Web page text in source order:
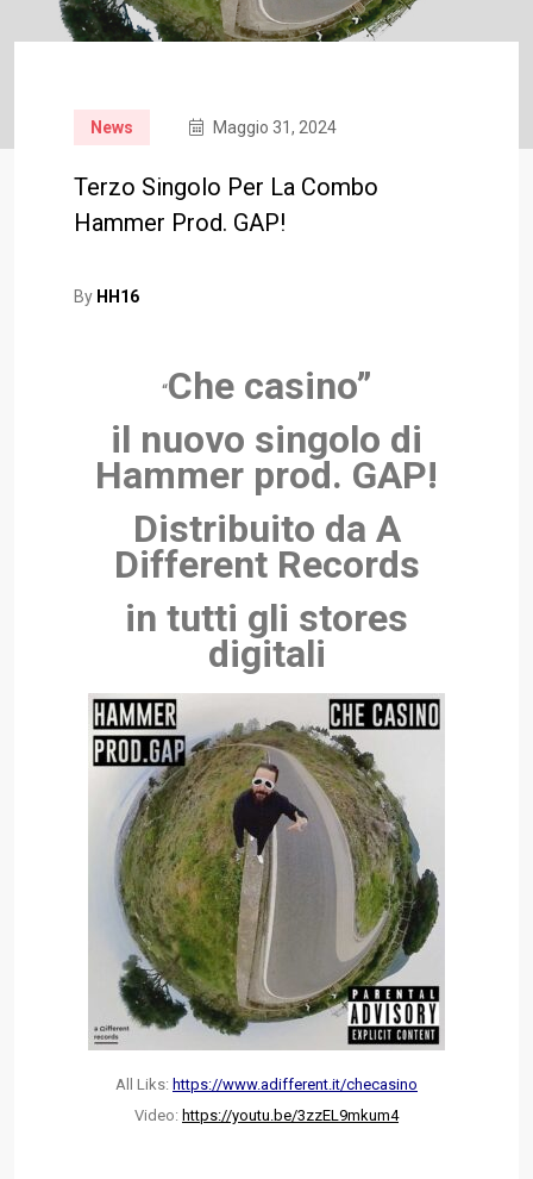
News Maggio 31, 2024
Terzo Singolo Per La Combo
Hammer Prod. GAP!
By HH16
“Che casino”
il nuovo singolo di
Hammer prod. GAP!
Distribuito da A
Different Records
in tutti gli stores
digitali
All Liks: https://www.adifferent.it/checasino
Video: https://youtu.be/3zzEL9mkum4